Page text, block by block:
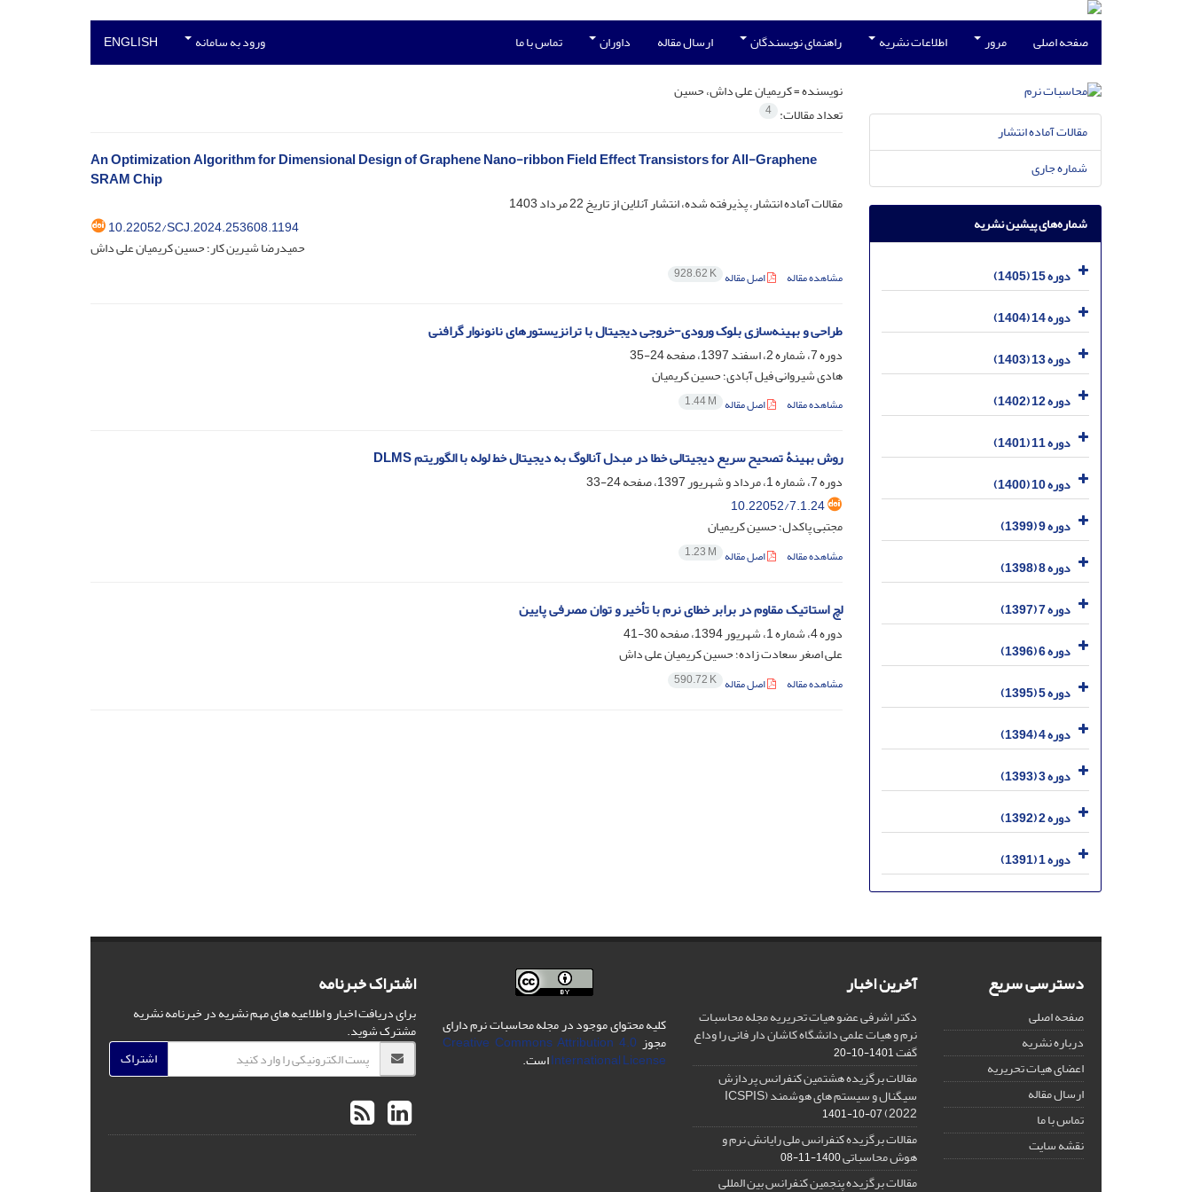
صفحه اصلی مرور اطلاعات نشریه راهنمای نویسندگان ارسال مقاله داوران تماس با ما ورود به سامانه ENGLISH
نویسنده =کریمیان علی داش، حسین
تعداد مقالات: 4
An Optimization Algorithm for Dimensional Design of Graphene Nano-ribbon Field Effect Transistors for All-Graphene
SRAM Chip
مقالات آماده انتشار، پذیرفته شده، انتشار آنلاین از تاریخ22 مرداد 1403
10.22052/SCJ.2024.253608.1194
حمیدرضا شیرین کار؛ حسین کریمیان علی داش
مشاهده مقاله اصل مقاله 928.62 K
طراحی و بهینه‌سازی بلوک ورودی-خروجی دیجیتال با ترانزیستورهای نانونوار گرافنی
دوره 7، شماره 2، اسفند 1397، صفحه
24-35
هادی شیروانی فیل آبادی؛ حسین کریمیان
مشاهده مقاله اصل مقاله 1.44 M
روش بهینۀ تصحیح سریع دیجیتالی خطا در مبدل آنالوگ به دیجیتال خط لوله با الگوریتم DLMS
دوره 7، شماره 1، مرداد و شهریور 1397، صفحه
24-33
10.22052/7.1.24
مجتبی پاکدل؛ حسین کریمیان
مشاهده مقاله اصل مقاله 1.23 M
لچ استاتیک مقاوم در برابر خطای نرم با تأخیر و توان مصرفی پایین
دوره 4، شماره 1، شهریور 1394، صفحه
30-41
علی اصغر سعادت زاده؛ حسین کریمیان علی داش
مشاهده مقاله اصل مقاله 590.72 K
مقالات آماده انتشار
شماره جاری
شماره‌های پیشین نشریه
دوره 15 (1405)
دوره 14 (1404)
دوره 13 (1403)
دوره 12 (1402)
دوره 11 (1401)
دوره 10 (1400)
دوره 9 (1399)
دوره 8 (1398)
دوره 7 (1397)
دوره 6 (1396)
دوره 5 (1395)
دوره 4 (1394)
دوره 3 (1393)
دوره 2 (1392)
دوره 1 (1391)
دسترسی سریع
صفحه اصلی
درباره نشریه
اعضای هیات تحریریه
ارسال مقاله
تماس با ما
نقشه سایت
آخرین اخبار
دکتر اشرفی عضو هیات تحریریه مجله محاسبات
نرم و هیات علمی دانشگاه کاشان دار فانی را وداع
گفت1401-10-20
مقالات برگزیده هشتمین کنفرانس پردازش
سیگنال و سیستم های هوشمند (ICSPIS
2022)
1401-10-07
مقالات برگزیده کنفرانس ملی رایانش نرم و
هوش محاسباتی1400-11-08
مقالات برگزیده پنجمین کنفرانس بین المللی
کلیه محتوای موجود در مجله محاسبات نرم دارای
مجوز Creative Commons Attribution 4.0
International Licenseاست.
اشتراک خبرنامه
برای دریافت اخبار و اطلاعیه های مهم نشریه در خبرنامه نشریه
مشترک شوید.
اشتراک